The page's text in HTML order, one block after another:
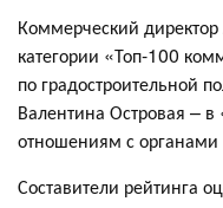
Коммерческий
категории «Топ-100
по градостроительной
Валентина Островая –
отношениям с органами
Составители рейтинга